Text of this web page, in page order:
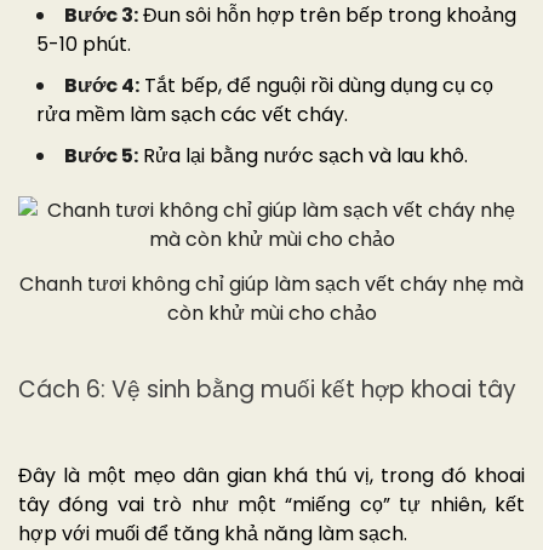
Bước 3:Đun sôi hỗn hợp trên bếp trong khoảng
5-10 phút.
Bước 4: Tắt bếp, để nguội rồi dùng dụng cụ cọ
rửa mềm làm sạch các vết cháy.
Bước 5: Rửa lại bằng nước sạch và lau khô.
Chanh tươi không chỉ giúp làm sạch vết cháy nhẹ mà
còn khử mùi cho chảo
Cách 6: Vệ sinh bằng muối kết hợp khoai tây
Đây là một mẹo dân gian khá thú vị, trong đó khoai
tây đóng vai trò như một “miếng cọ” tự nhiên, kết
hợp với muối để tăng khả năng làm sạch.